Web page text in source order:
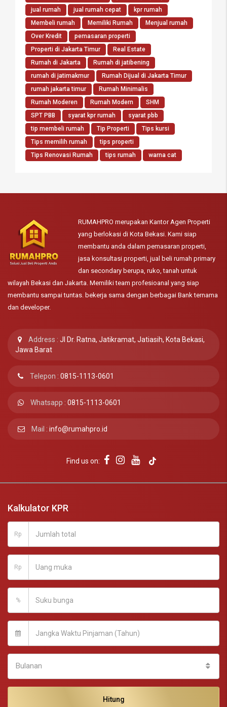
jual rumah
jual rumah cepat
kpr rumah
Membeli rumah
Memiliki Rumah
Menjual rumah
Over Kredit
pemasaran properti
Properti di Jakarta Timur
Real Estate
Rumah di Jakarta
Rumah di jatibening
rumah di jatimakmur
Rumah Dijual di Jakarta Timur
rumah jakarta timur
Rumah Minimalis
Rumah Moderen
Rumah Modern
SHM
SPT PBB
syarat kpr rumah
syarat pbb
tip membeli rumah
Tip Properti
Tips kursi
Tips memilih rumah
tips properti
Tips Renovasi Rumah
tips rumah warna cat
RUMAHPRO merupakan Kantor Agen Properti
yang berlokasi di Kota Bekasi. Kami siap
membantu anda dalam pemasaran properti,
jasa konsultasi properti, jual beli rumah primary
dan secondary berupa, ruko, tanah untuk
wilayah Bekasi dan Jakarta. Memiliki team profesioanal yang siap
membantu sampai tuntas. bekerja sama dengan berbagai Bank ternama
dan developer.
Address : Jl Dr. Ratna, Jatikramat, Jatiasih, Kota Bekasi,
Jawa Barat
Telepon : 0815-1113-0601
Whatsapp : 0815-1113-0601
Mail : info@rumahpro.id
Find us on:
Kalkulator KPR
Rp
Rp
%
Bulanan
Hitung